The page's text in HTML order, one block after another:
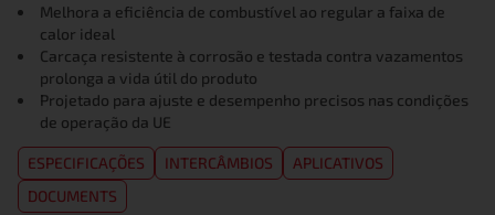
Melhora a eficiência de combustível ao regular a faixa de
calor ideal
Carcaça resistente à corrosão e testada contra vazamentos
prolonga a vida útil do produto
Projetado para ajuste e desempenho precisos nas condições
de operação da UE
ESPECIFICAÇÕES INTERCÂMBIOS
APLICATIVOS
DOCUMENTS